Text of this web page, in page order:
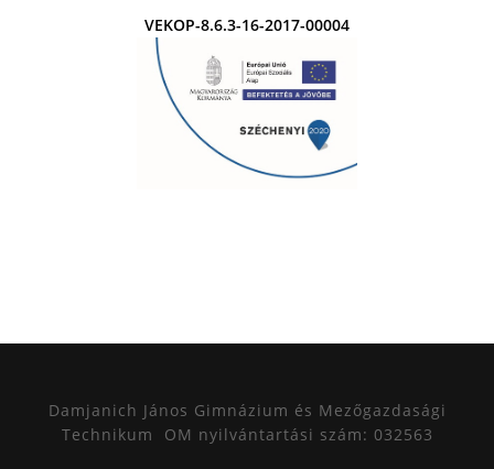
VEKOP-8.6.3-16-2017-00004
Damjanich János Gimnázium és Mezőgazdasági
Technikum
OM nyilvántartási szám: 032563